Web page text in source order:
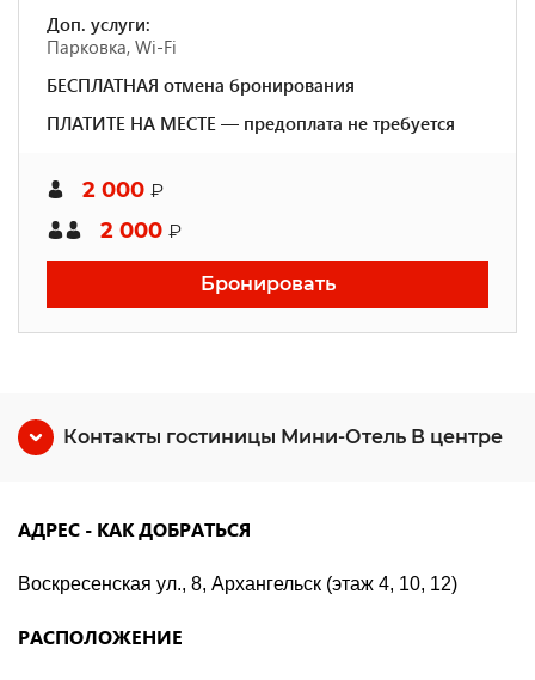
Доп. услуги:
Парковка, Wi-Fi
БЕСПЛАТНАЯ отмена бронирования
ПЛАТИТЕ НА МЕСТЕ — предоплата не требуется
2 000 ₽
2 000 ₽
Бронировать
Контакты гостиницы Мини-Отель В центре
АДРЕС - КАК ДОБРАТЬСЯ
Воскресенская ул., 8, Архангельск (этаж 4, 10, 12)
РАСПОЛОЖЕНИЕ